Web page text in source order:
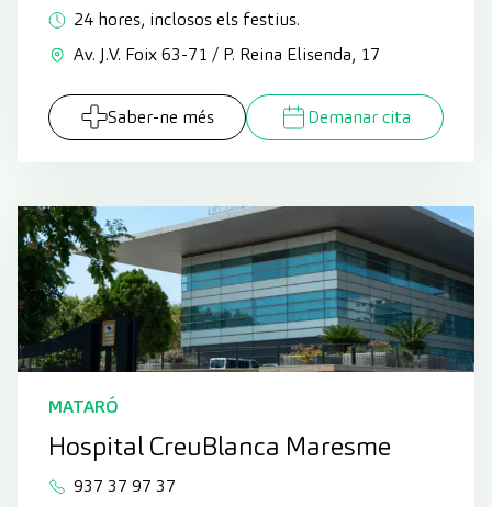
24 hores, inclosos els festius.
Av. J.V. Foix 63-71 / P. Reina Elisenda, 17
Saber-ne més Demanar cita
MATARÓ
Hospital CreuBlanca Maresme
937 37 97 37